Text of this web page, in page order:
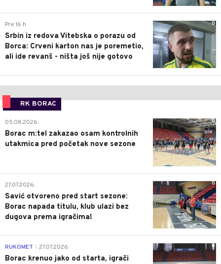
0
Pre 16 h
Srbin iz redova Vitebska o porazu od
Borca: Crveni karton nas je poremetio,
ali ide revanš - ništa još nije gotovo
RK BORAC
0
05.08.2026.
Borac m:tel zakazao osam kontrolnih
utakmica pred početak nove sezone
0
27.07.2026.
Savić otvoreno pred start sezone:
Borac napada titulu, klub ulazi bez
dugova prema igračima!
0
RUKOMET 27.07.2026.
Borac krenuo jako od starta, igrači